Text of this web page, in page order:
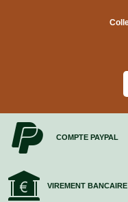
COMPTE PAYPAL
VIREMENT BANCAIRE